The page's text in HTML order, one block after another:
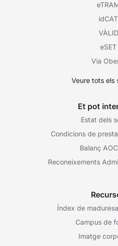
idCAT
VÀLID
eSET
Via
Veure tots els
Et pot
Estat dels
Condicions de
Balanç
Reconeixements
Índex de
Campus de
Imatge